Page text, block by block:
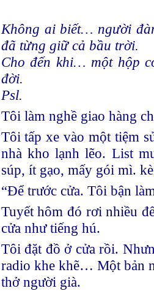
Không ai biết… người
đã từng giữ cả bầu trời.
Cho đến khi… một hộp
đời.
Psl.
Tôi làm nghề giao hàng
Tôi tấp xe vào một tiệm
nhà kho lạnh lẽo. List
súp, ít gạo, mấy gói mì.
“Để trước cửa. Tôi bận
Tuyết hôm đó rơi nhiều
cửa như tiếng hú.
Tôi đặt đồ ở cửa rồi.
radio khe khẽ… Một bản
thở người già.